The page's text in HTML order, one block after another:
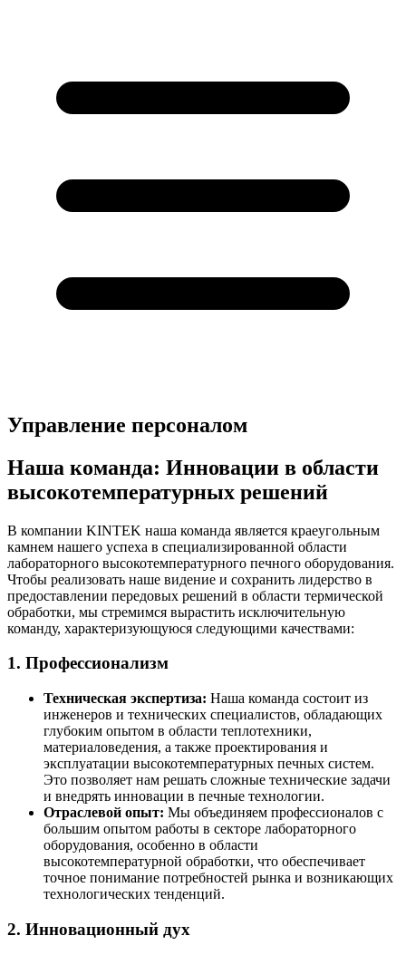
Управление персоналом
Наша команда: Инновации в области
высокотемпературных решений
В компании KINTEK наша команда является краеугольным
камнем нашего успеха в специализированной области
лабораторного высокотемпературного печного оборудования.
Чтобы реализовать наше видение и сохранить лидерство в
предоставлении передовых решений в области термической
обработки, мы стремимся вырастить исключительную
команду, характеризующуюся следующими качествами:
1. Профессионализм
Техническая экспертиза: Наша команда состоит из
инженеров и технических специалистов, обладающих
глубоким опытом в области теплотехники,
материаловедения, а также проектирования и
эксплуатации высокотемпературных печных систем.
Это позволяет нам решать сложные технические задачи
и внедрять инновации в печные технологии.
Отраслевой опыт: Мы объединяем профессионалов с
большим опытом работы в секторе лабораторного
оборудования, особенно в области
высокотемпературной обработки, что обеспечивает
точное понимание потребностей рынка и возникающих
технологических тенденций.
2. Инновационный дух